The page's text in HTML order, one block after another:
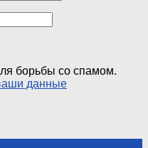
борьбы со спамом.
данные